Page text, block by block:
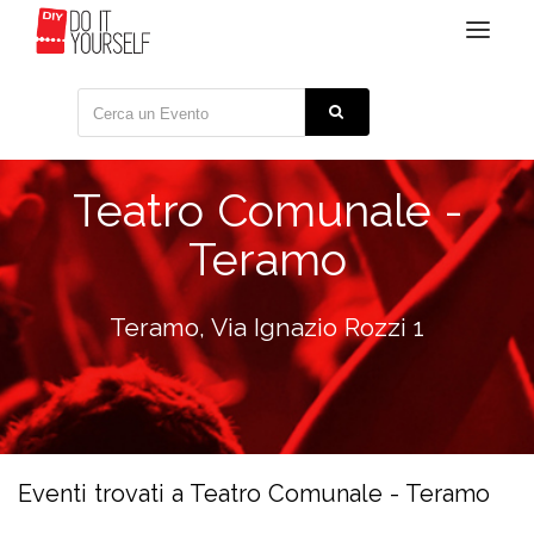
Toggle
Teatro Comunale -
Teramo
Teramo, Via Ignazio Rozzi 1
Eventi trovati a Teatro Comunale - Teramo